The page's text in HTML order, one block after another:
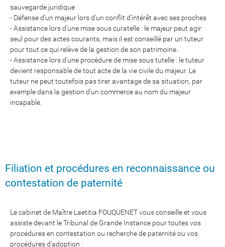
sauvegarde juridique
​​​​​​​- Défense d'un majeur lors d'un conflit d'intérêt avec ses proches
- Assistance lors d'une mise sous curatelle : le majeur peut agir
seul pour des actes courants, mais il est conseillé par un tuteur
pour tout ce qui relève de la gestion de son patrimoine.
- Assistance lors d'une procédure de mise sous tutelle : le tuteur
devient responsable de tout acte de la vie civile du majeur. Le
tuteur ne peut toutefois pas tirer avantage de sa situation, par
exemple dans la gestion d'un commerce au nom du majeur
incapable.
Filiation et procédures en reconnaissance ou
contestation de paternité
Le cabinet de Maître Laetitia FOUQUENET vous conseille et vous
assiste devant le Tribunal de Grande Instance pour toutes vos
procédures en contestation ou recherche de paternité ou vos
procédures d’adoption :